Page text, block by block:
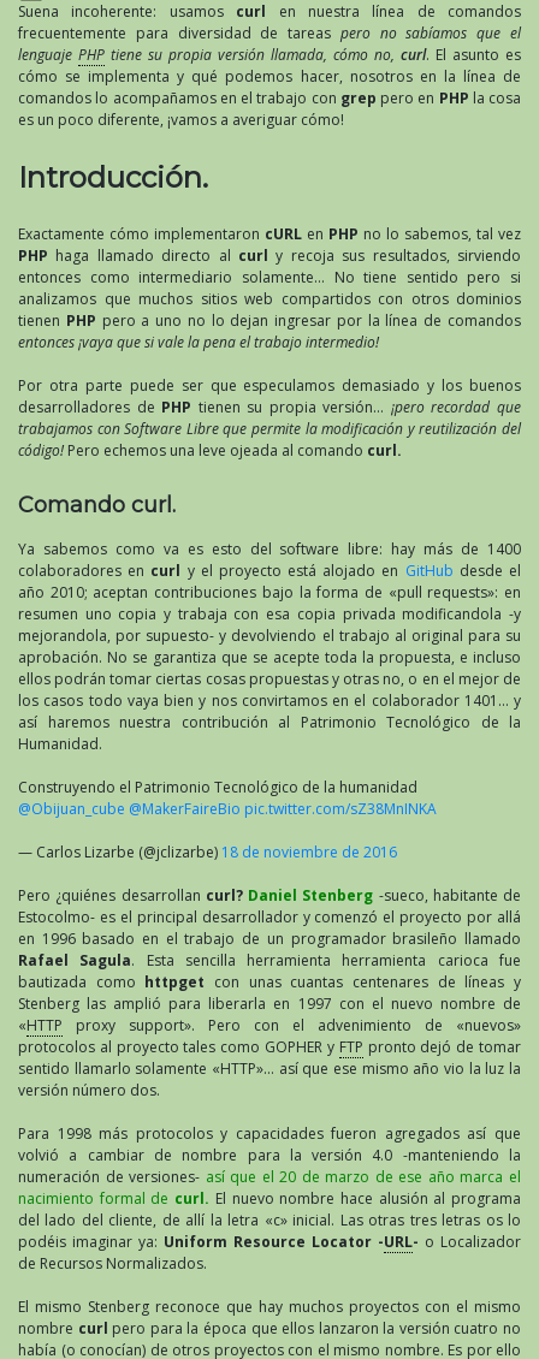
Suena incoherente: usamos curl en nuestra línea de comandos
frecuentemente para diversidad de tareas pero no sabíamos que el
lenguaje PHP tiene su propia versión llamada, cómo no, curl. El asunto es
cómo se implementa y qué podemos hacer, nosotros en la línea de
comandos lo acompañamos en el trabajo con grep pero en PHP la cosa
es un poco diferente, ¡vamos a averiguar cómo!
Introducción.
Exactamente cómo implementaron cURL en PHP no lo sabemos, tal vez
PHP haga llamado directo al curl y recoja sus resultados, sirviendo
entonces como intermediario solamente… No tiene sentido pero si
analizamos que muchos sitios web compartidos con otros dominios
tienen PHP pero a uno no lo dejan ingresar por la línea de comandos
entonces ¡vaya que si vale la pena el trabajo intermedio!
Por otra parte puede ser que especulamos demasiado y los buenos
desarrolladores de PHP tienen su propia versión… ¡pero recordad que
trabajamos con Software Libre que permite la modificación y reutilización del
código! Pero echemos una leve ojeada al comando curl.
Comando curl.
Ya sabemos como va es esto del software libre: hay más de 1400
colaboradores en curl y el proyecto está alojado en GitHub desde el
año 2010; aceptan contribuciones bajo la forma de «pull requests»: en
resumen uno copia y trabaja con esa copia privada modificandola -y
mejorandola, por supuesto- y devolviendo el trabajo al original para su
aprobación. No se garantiza que se acepte toda la propuesta, e incluso
ellos podrán tomar ciertas cosas propuestas y otras no, o en el mejor de
los casos todo vaya bien y nos convirtamos en el colaborador 1401… y
así haremos nuestra contribución al Patrimonio Tecnológico de la
Humanidad.
Construyendo el Patrimonio Tecnológico de la humanidad
@Obijuan_cube @MakerFaireBio pic.twitter.com/sZ38MnINKA
— Carlos Lizarbe (@jclizarbe) 18 de noviembre de 2016
Pero ¿quiénes desarrollan curl? Daniel Stenberg -sueco, habitante de
Estocolmo- es el principal desarrollador y comenzó el proyecto por allá
en 1996 basado en el trabajo de un programador brasileño llamado
Rafael Sagula. Esta sencilla herramienta herramienta carioca fue
bautizada como httpget con unas cuantas centenares de líneas y
Stenberg las amplió para liberarla en 1997 con el nuevo nombre de
«HTTP proxy support». Pero con el advenimiento de «nuevos»
protocolos al proyecto tales como GOPHER y FTP pronto dejó de tomar
sentido llamarlo solamente «HTTP»… así que ese mismo año vio la luz la
versión número dos.
Para 1998 más protocolos y capacidades fueron agregados así que
volvió a cambiar de nombre para la versión 4.0 -manteniendo la
numeración de versiones- así que el 20 de marzo de ese año marca el
nacimiento formal de curl. El nuevo nombre hace alusión al programa
del lado del cliente, de allí la letra «c» inicial. Las otras tres letras os lo
podéis imaginar ya: Uniform Resource Locator -URL- o Localizador
de Recursos Normalizados.
El mismo Stenberg reconoce que hay muchos proyectos con el mismo
nombre curl pero para la época que ellos lanzaron la versión cuatro no
había (o conocían) de otros proyectos con el mismo nombre. Es por ello